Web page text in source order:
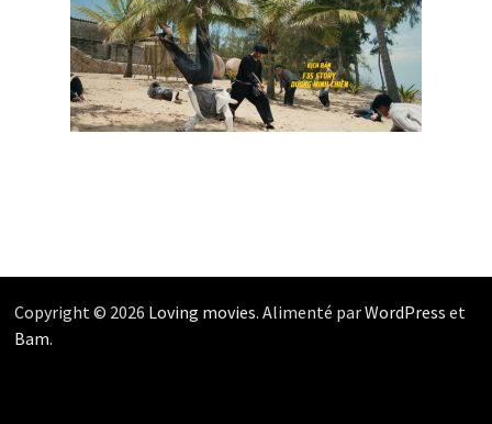
Copyright © 2026 Loving movies. Alimenté parWordPress et
Bam.